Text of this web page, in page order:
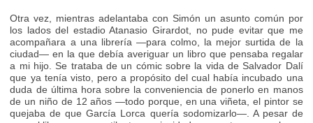
Otra vez, mientras adelantaba con Simón un asunto común por
los lados del estadio Atanasio Girardot, no pude evitar que me
acompañara a una librería —para colmo, la mejor surtida de la
ciudad— en la que debía averiguar un libro que pensaba regalar
a mi hijo. Se trataba de un cómic sobre la vida de Salvador Dalí
que ya tenía visto, pero a propósito del cual había incubado una
duda de última hora sobre la conveniencia de ponerlo en manos
de un niño de 12 años —todo porque, en una viñeta, el pintor se
quejaba de que García Lorca quería sodomizarlo—. A pesar de